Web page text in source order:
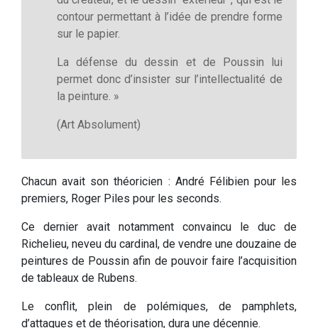
contour permettant à l’idée de prendre forme
sur le papier.
La défense du dessin et de Poussin lui
permet donc d’insister sur l’intellectualité de
la peinture. »
(Art Absolument)
Chacun avait son théoricien : André Félibien pour les
premiers, Roger Piles pour les seconds.
Ce dernier avait notamment convaincu le duc de
Richelieu, neveu du cardinal, de vendre une douzaine de
peintures de Poussin afin de pouvoir faire l’acquisition
de tableaux de Rubens.
Le conflit, plein de polémiques, de pamphlets,
d’attaques et de théorisation, dura une décennie.